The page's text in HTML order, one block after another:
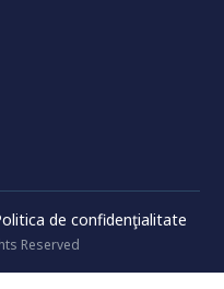
de confidenţialitate
Reserved